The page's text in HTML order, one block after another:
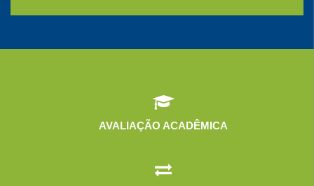
AVALIAÇÃO ACADÊMICA